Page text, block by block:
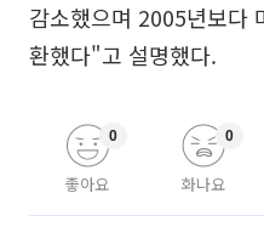
감소했으며 2005년보다
환했다"고 설명했다.
좋아요
0
화나요
0